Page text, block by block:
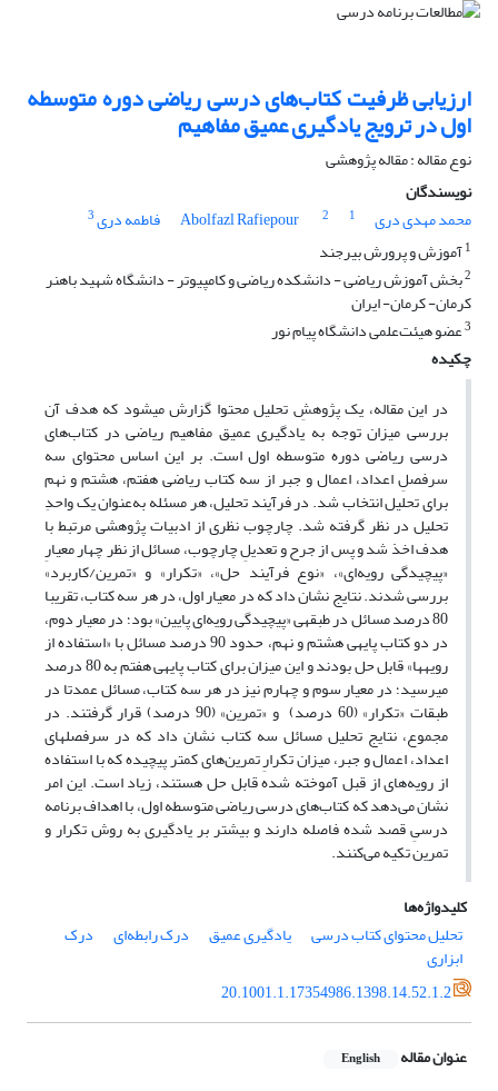
ارزیابی ظرفیت کتاب‌های درسی ریاضی دوره متوسطه
اول در ترویج یادگیری عمیق مفاهیم
نوع مقاله : مقاله پژوهشی
نویسندگان
محمد مهدی دری
1
Abolfazl Rafiepour 2 فاطمه دری3
1آموزش‌ و پرورش بیرجند
2بخش آموزش ریاضی - دانشکده ریاضی و کامپیوتر - دانشگاه شهید باهنر
کرمان- کرمان- ایران
3عضو هیئت‌علمی دانشگاه پیام نور
چکیده
در این مقاله، یک پژوهشِ تحلیل محتوا گزارش می­شود که هدف آن
بررسی میزان توجه به یادگیری عمیق مفاهیم ریاضی در کتاب‌های
درسی ریاضی دوره متوسطه اول است. بر این اساس محتوای سه
سرفصلِ اعداد، اعمال و جبر از سه کتاب ریاضی هفتم، هشتم و نهم
برای تحلیل انتخاب شد. در فرآیند تحلیل، هر مسئله به‌عنوان یک واحدِ
تحلیل در نظر گرفته شد. چارچوب نظری از ادبیات پژوهشی مرتبط با
هدف اخذ شد و پس از جرح و تعدیلِ چارچوب، مسائل از نظر چهار معیارِ
«پیچیدگی رویه‌ای»، «نوع فرآیند حل»، «تکرار» و «تمرین/کاربرد»
بررسی شدند. نتایج نشان داد که در معیار اول، در هر سه کتاب، تقریبا
80 درصد مسائل در طبقه­ی «پیچیدگی رویه‌ای پایین» بود؛ در معیار دوم،
در دو کتاب پایه­ی هشتم و نهم، حدود 90 درصد مسائل با «استفاده از
رویه­ها» قابل حل بودند و این میزان برای کتاب پایه­ی هفتم به 80 درصد
می­رسید؛ در معیار سوم و چهارم نیز در هر سه کتاب، مسائل عمدتا در
طبقات «تکرار» (60 درصد) و «تمرین» (90 درصد) قرار گرفتند. در
مجموع، نتایج تحلیل مسائل سه کتاب نشان داد که در سرفصل­های
اعداد، اعمال و جبر، میزان تکرارِ تمرین‌های کمتر پیچیده که با استفاده
از رویه‌های از قبل آموخته شده قابل حل هستند، زیاد است. این امر
نشان می‌دهد که کتاب‌های درسی ریاضی متوسطه اول، با اهداف برنامه
درسیِ قصد شده فاصله دارند و بیشتر بر یادگیری به روش تکرار و
تمرین تکیه می‌کنند.
کلیدواژه‌ها
تحلیل محتوای کتاب درسی
یادگیری عمیق درک رابطه‌ای درک
ابزاری
20.1001.1.17354986.1398.14.52.1.2
عنوان مقاله English